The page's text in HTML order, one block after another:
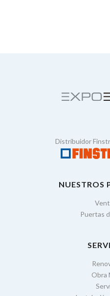
Distribuidor
NUESTROS
Puertas
Obra